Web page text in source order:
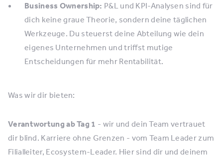
Business Ownership: P&L und KPI-Analysen sind für
dich keine graue Theorie, sondern deine täglichen
Werkzeuge. Du steuerst deine Abteilung wie dein
eigenes Unternehmen und triffst mutige
Entscheidungen für mehr Rentabilität.
Was wir dir bieten:
Verantwortung ab Tag 1 - wir und dein Team vertrauet
dir blind. Karriere ohne Grenzen - vom Team Leader zum
Filialleiter, Ecosystem-Leader. Hier sind dir und deinem